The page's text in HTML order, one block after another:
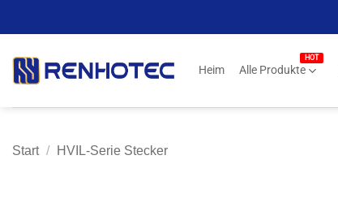
Heim Alle Produkte
Start / HVIL-Serie Stecker